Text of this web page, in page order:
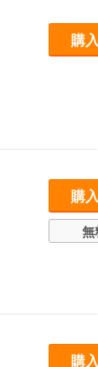
購
購
無
購